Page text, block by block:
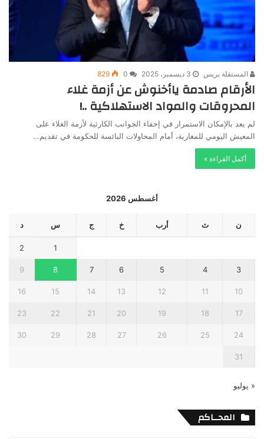
المستقلة بريس 3 ديسمبر، 2025 0
829
الأرقام صادمة ياأخنوش عن أزمة غلاء
المحروقات والمواد الاستهلاكية ..!
لم يعد بالإمكان الاستمرار في إخفاء الجوانب الكارثية لأزمة الغلاء على
المعيش اليومي للمغاربة، أمام المحاولات البائسة للحكومة في تقديم…
أكمل القراءة »
أغسطس 2026
ن ث أرب خ ج س د
1
2
3
4
5
6
7
8
9
10
11
12
13
14
15
16
17
18
19
20
21
22
23
24
25
26
27
28
29
30
31
« يوليو
المحــاكم